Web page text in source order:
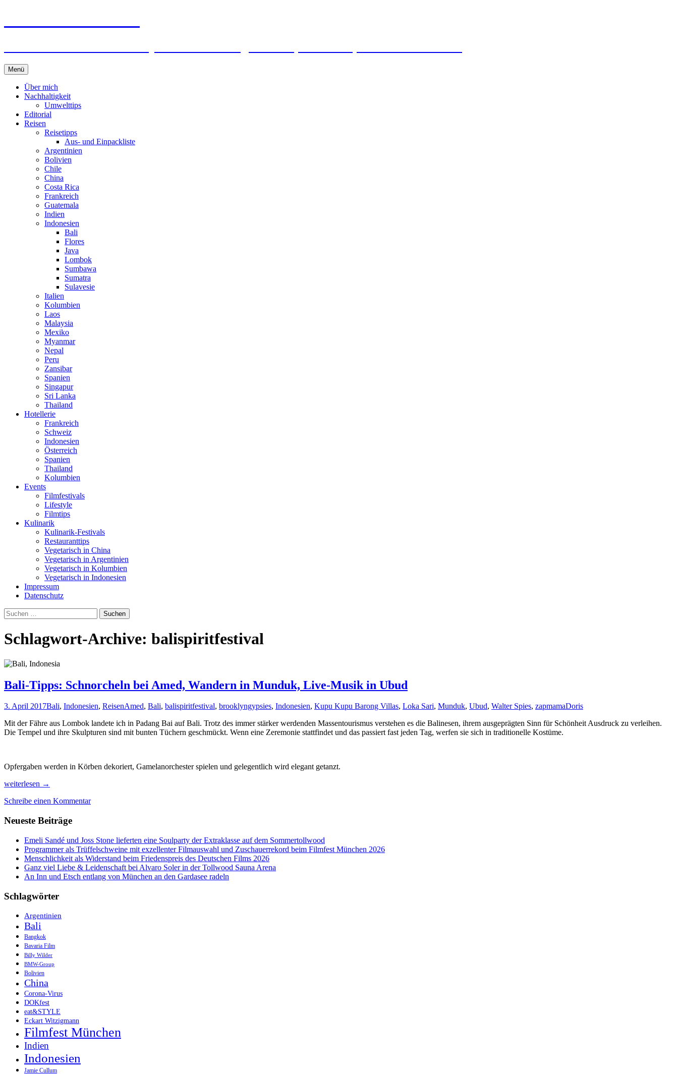
Menü Springe
zum
Inhalt
Über mich
Nachhaltigkeit
Umwelttips
Editorial
Reisen
Reisetipps
Aus- und Einpackliste
Argentinien
Bolivien
Chile
China
Costa Rica
Frankreich
Guatemala
Indien
Indonesien
Bali
Flores
Java
Lombok
Sumbawa
Sumatra
Sulavesie
Italien
Kolumbien
Laos
Malaysia
Mexiko
Myanmar
Nepal
Peru
Zansibar
Spanien
Singapur
Sri Lanka
Thailand
Hotellerie
Frankreich
Schweiz
Indonesien
Österreich
Spanien
Thailand
Kolumbien
Events
Filmfestivals
Lifestyle
Filmtips
Kulinarik
Kulinarik-Festivals
Restauranttips
Vegetarisch in China
Vegetarisch in Argentinien
Vegetarisch in Kolumbien
Vegetarisch in Indonesien
Impressum
Datenschutz
Suchen
nach:
Schlagwort-Archive: balispiritfestival
Bali-Tipps: Schnorcheln bei Amed, Wandern in Munduk, Live-Musik in Ubud
3. April 2017Bali, Indonesien, ReisenAmed, Bali, balispiritfestival, brooklyngypsies, Indonesien, Kupu Kupu Barong Villas, Loka Sari, Munduk, Ubud, Walter Spies, zapmamaDoris
Mit der Fähre aus Lombok landete ich in Padang Bai auf Bali. Trotz des immer stärker werdenden Massentourismus verstehen es die Balinesen, ihrem ausgeprägten Sinn für Schönheit Ausdruck zu verleihen.
Die Tempel und ihre Skulpturen sind mit bunten Tüchern geschmückt. Wenn eine Zeremonie stattfindet und das passiert fast jeden Tag, werfen sie sich in traditionelle Kostüme.
Opfergaben werden in Körben dekoriert, Gamelanorchester spielen und gelegentlich wird elegant getanzt.
Bali-
Schnorcheln
Amed,
Munduk,
Live-
Musik
weiterlesen →
Schreibe einen Kommentar
Neueste Beiträge
Emeli Sandé und Joss Stone lieferten eine Soulparty der Extraklasse auf dem Sommertollwood
Programmer als Trüffelschweine mit exzellenter Filmauswahl und Zuschauerrekord beim Filmfest München 2026
Menschlichkeit als Widerstand beim Friedenspreis des Deutschen Films 2026
Ganz viel Liebe & Leidenschaft bei Alvaro Soler in der Tollwood Sauna Arena
An Inn und Etsch entlang von München an den Gardasee radeln
Schlagwörter
Argentinien
Bali
Bangkok
Bavaria Film
Billy Wilder
BMW-Group
Bolivien
China
Corona-Virus
DOKfest
eat&STYLE
Eckart Witzigmann
Filmfest München
Indien
Indonesien
Jamie Cullum